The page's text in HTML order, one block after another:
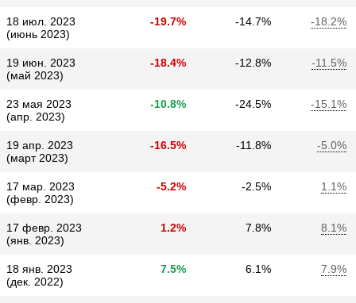
18 июл. 2023
(июнь 2023)
-19.7% -14.7% -18.2%
19 июн. 2023
(май 2023)
-18.4% -12.8% -11.5%
23 мая 2023
(апр. 2023)
-10.8% -24.5% -15.1%
19 апр. 2023
(март 2023)
-16.5% -11.8% -5.0%
17 мар. 2023
(февр. 2023)
-5.2% -2.5% 1.1%
17 февр. 2023
(янв. 2023)
1.2% 7.8% 8.1%
18 янв. 2023
(дек. 2022)
7.5% 6.1% 7.9%